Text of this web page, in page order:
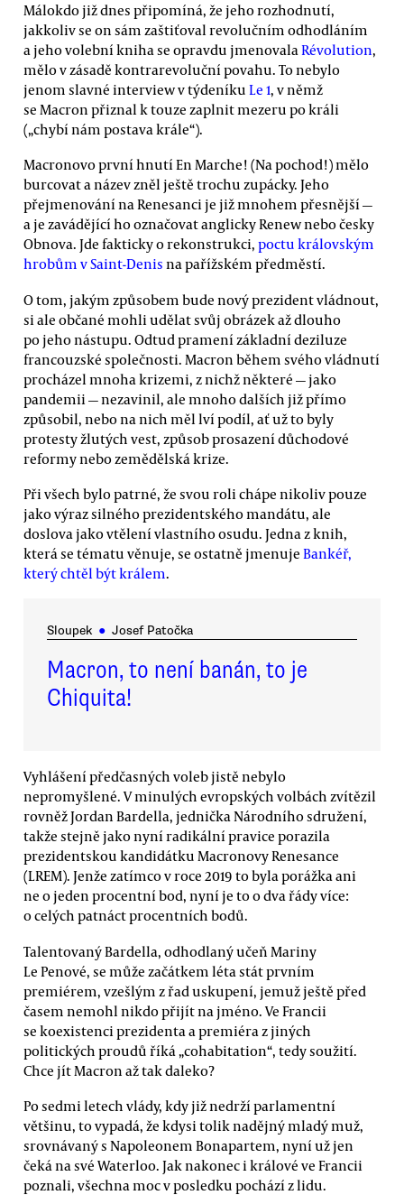
Málokdo již dnes připomíná, že jeho rozhodnutí,
jakkoliv se on sám zaštiťoval revolučním odhodláním
a jeho volební kniha se opravdu jmenovala Révolution,
mělo v zásadě kontrarevoluční povahu. To nebylo
jenom slavné interview v týdeníku Le 1, v němž
se Macron přiznal k touze zaplnit mezeru po králi
(„chybí nám postava krále“).
Macronovo první hnutí En Marche! (Na pochod!) mělo
burcovat a název zněl ještě trochu zupácky. Jeho
přejmenování na Renesanci je již mnohem přesnější —
a je zavádějící ho označovat anglicky Renew nebo česky
Obnova. Jde fakticky o rekonstrukci, poctu královským
hrobům v Saint-Denis na pařížském předměstí.
O tom, jakým způsobem bude nový prezident vládnout,
si ale občané mohli udělat svůj obrázek až dlouho
po jeho nástupu. Odtud pramení základní deziluze
francouzské společnosti. Macron během svého vládnutí
procházel mnoha krizemi, z nichž některé — jako
pandemii — nezavinil, ale mnoho dalších již přímo
způsobil, nebo na nich měl lví podíl, ať už to byly
protesty žlutých vest, způsob prosazení důchodové
reformy nebo zemědělská krize.
Při všech bylo patrné, že svou roli chápe nikoliv pouze
jako výraz silného prezidentského mandátu, ale
doslova jako vtělení vlastního osudu. Jedna z knih,
která se tématu věnuje, se ostatně jmenuje Bankéř,
který chtěl být králem.
Sloupek ● Josef Patočka
Macron, to není banán, to je
Chiquita!
Vyhlášení předčasných voleb jistě nebylo
nepromyšlené. V minulých evropských volbách zvítězil
rovněž Jordan Bardella, jednička Národního sdružení,
takže stejně jako nyní radikální pravice porazila
prezidentskou kandidátku Macronovy Renesance
(LREM). Jenže zatímco v roce 2019 to byla porážka ani
ne o jeden procentní bod, nyní je to o dva řády více:
o celých patnáct procentních bodů.
Talentovaný Bardella, odhodlaný učeň Mariny
Le Penové, se může začátkem léta stát prvním
premiérem, vzešlým z řad uskupení, jemuž ještě před
časem nemohl nikdo přijít na jméno. Ve Francii
se koexistenci prezidenta a premiéra z jiných
politických proudů říká „cohabitation“, tedy soužití.
Chce jít Macron až tak daleko?
Po sedmi letech vlády, kdy již nedrží parlamentní
většinu, to vypadá, že kdysi tolik nadějný mladý muž,
srovnávaný s Napoleonem Bonapartem, nyní už jen
čeká na své Waterloo. Jak nakonec i králové ve Francii
poznali, všechna moc v posledku pochází z lidu.